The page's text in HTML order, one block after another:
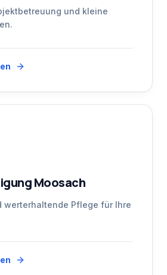
und kleine
Moosach
werterhaltende Pflege für Ihre